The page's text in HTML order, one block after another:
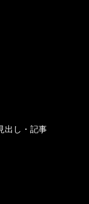
出し・記事